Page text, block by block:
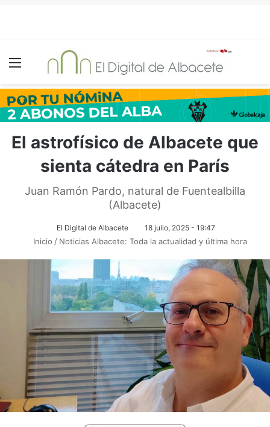
Menú
El astrofísico de Albacete que
sienta cátedra en París
Juan Ramón Pardo, natural de Fuentealbilla
(Albacete)
El Digital de Albacete 18 julio, 2025 - 19:47
Inicio / Noticias Albacete: Toda la actualidad y última hora